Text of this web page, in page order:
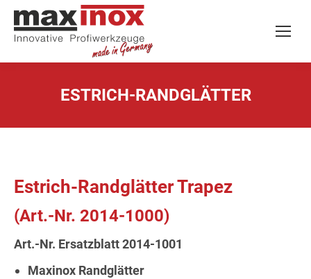
ESTRICH-RANDGLÄTTER
Estrich-Randglätter Trapez
(Art.-Nr. 2014-1000)
Art.-Nr. Ersatzblatt 2014-1001
Maxinox Randglätter